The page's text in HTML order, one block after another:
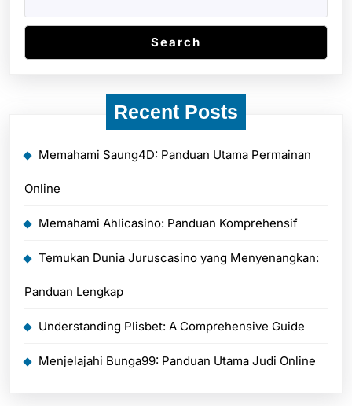
Search
Recent Posts
Memahami Saung4D: Panduan Utama Permainan
Online
Memahami Ahlicasino: Panduan Komprehensif
Temukan Dunia Juruscasino yang Menyenangkan:
Panduan Lengkap
Understanding Plisbet: A Comprehensive Guide
Menjelajahi Bunga99: Panduan Utama Judi Online